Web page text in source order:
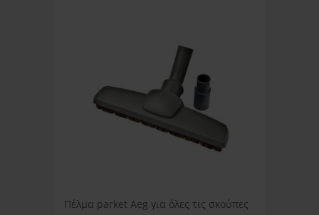
Πέλμα parket Aeg για όλες τις σκούπες